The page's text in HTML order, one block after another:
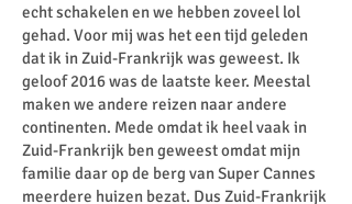
echt schakelen en we hebben zoveel lol
gehad. Voor mij was het een tijd geleden
dat ik in Zuid-Frankrijk was geweest. Ik
geloof 2016 was de laatste keer. Meestal
maken we andere reizen naar andere
continenten. Mede omdat ik heel vaak in
Zuid-Frankrijk ben geweest omdat mijn
familie daar op de berg van Super Cannes
meerdere huizen bezat. Dus Zuid-Frankrijk